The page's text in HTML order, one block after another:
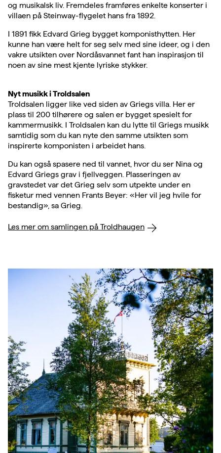
og musikalsk liv. Fremdeles framføres enkelte konserter i
villaen på Steinway-flygelet hans fra 1892.
I 1891 fikk Edvard Grieg bygget komponisthytten. Her
kunne han være helt for seg selv med sine ideer, og i den
vakre utsikten over Nordåsvannet fant han inspirasjon til
noen av sine mest kjente lyriske stykker.
Nyt musikk i Troldsalen
Troldsalen ligger like ved siden av Griegs villa. Her er
plass til 200 tilhørere og salen er bygget spesielt for
kammermusikk. I Troldsalen kan du lytte til Griegs musikk
samtidig som du kan nyte den samme utsikten som
inspirerte komponisten i arbeidet hans.
Du kan også spasere ned til vannet, hvor du ser Nina og
Edvard Griegs grav i fjellveggen. Plasseringen av
gravstedet var det Grieg selv som utpekte under en
fisketur med vennen Frants Beyer: «Her vil jeg hvile for
bestandig», sa Grieg.
Les mer om samlingen på Troldhaugen